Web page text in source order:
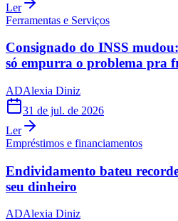
Ler
Ferramentas e Serviços
Consignado do INSS
só empurra o problema pra
ADAlexia Diniz
31 de jul. de 2026
Ler
Empréstimos e financiamentos
Endividamento bateu
seu dinheiro
ADAlexia Diniz